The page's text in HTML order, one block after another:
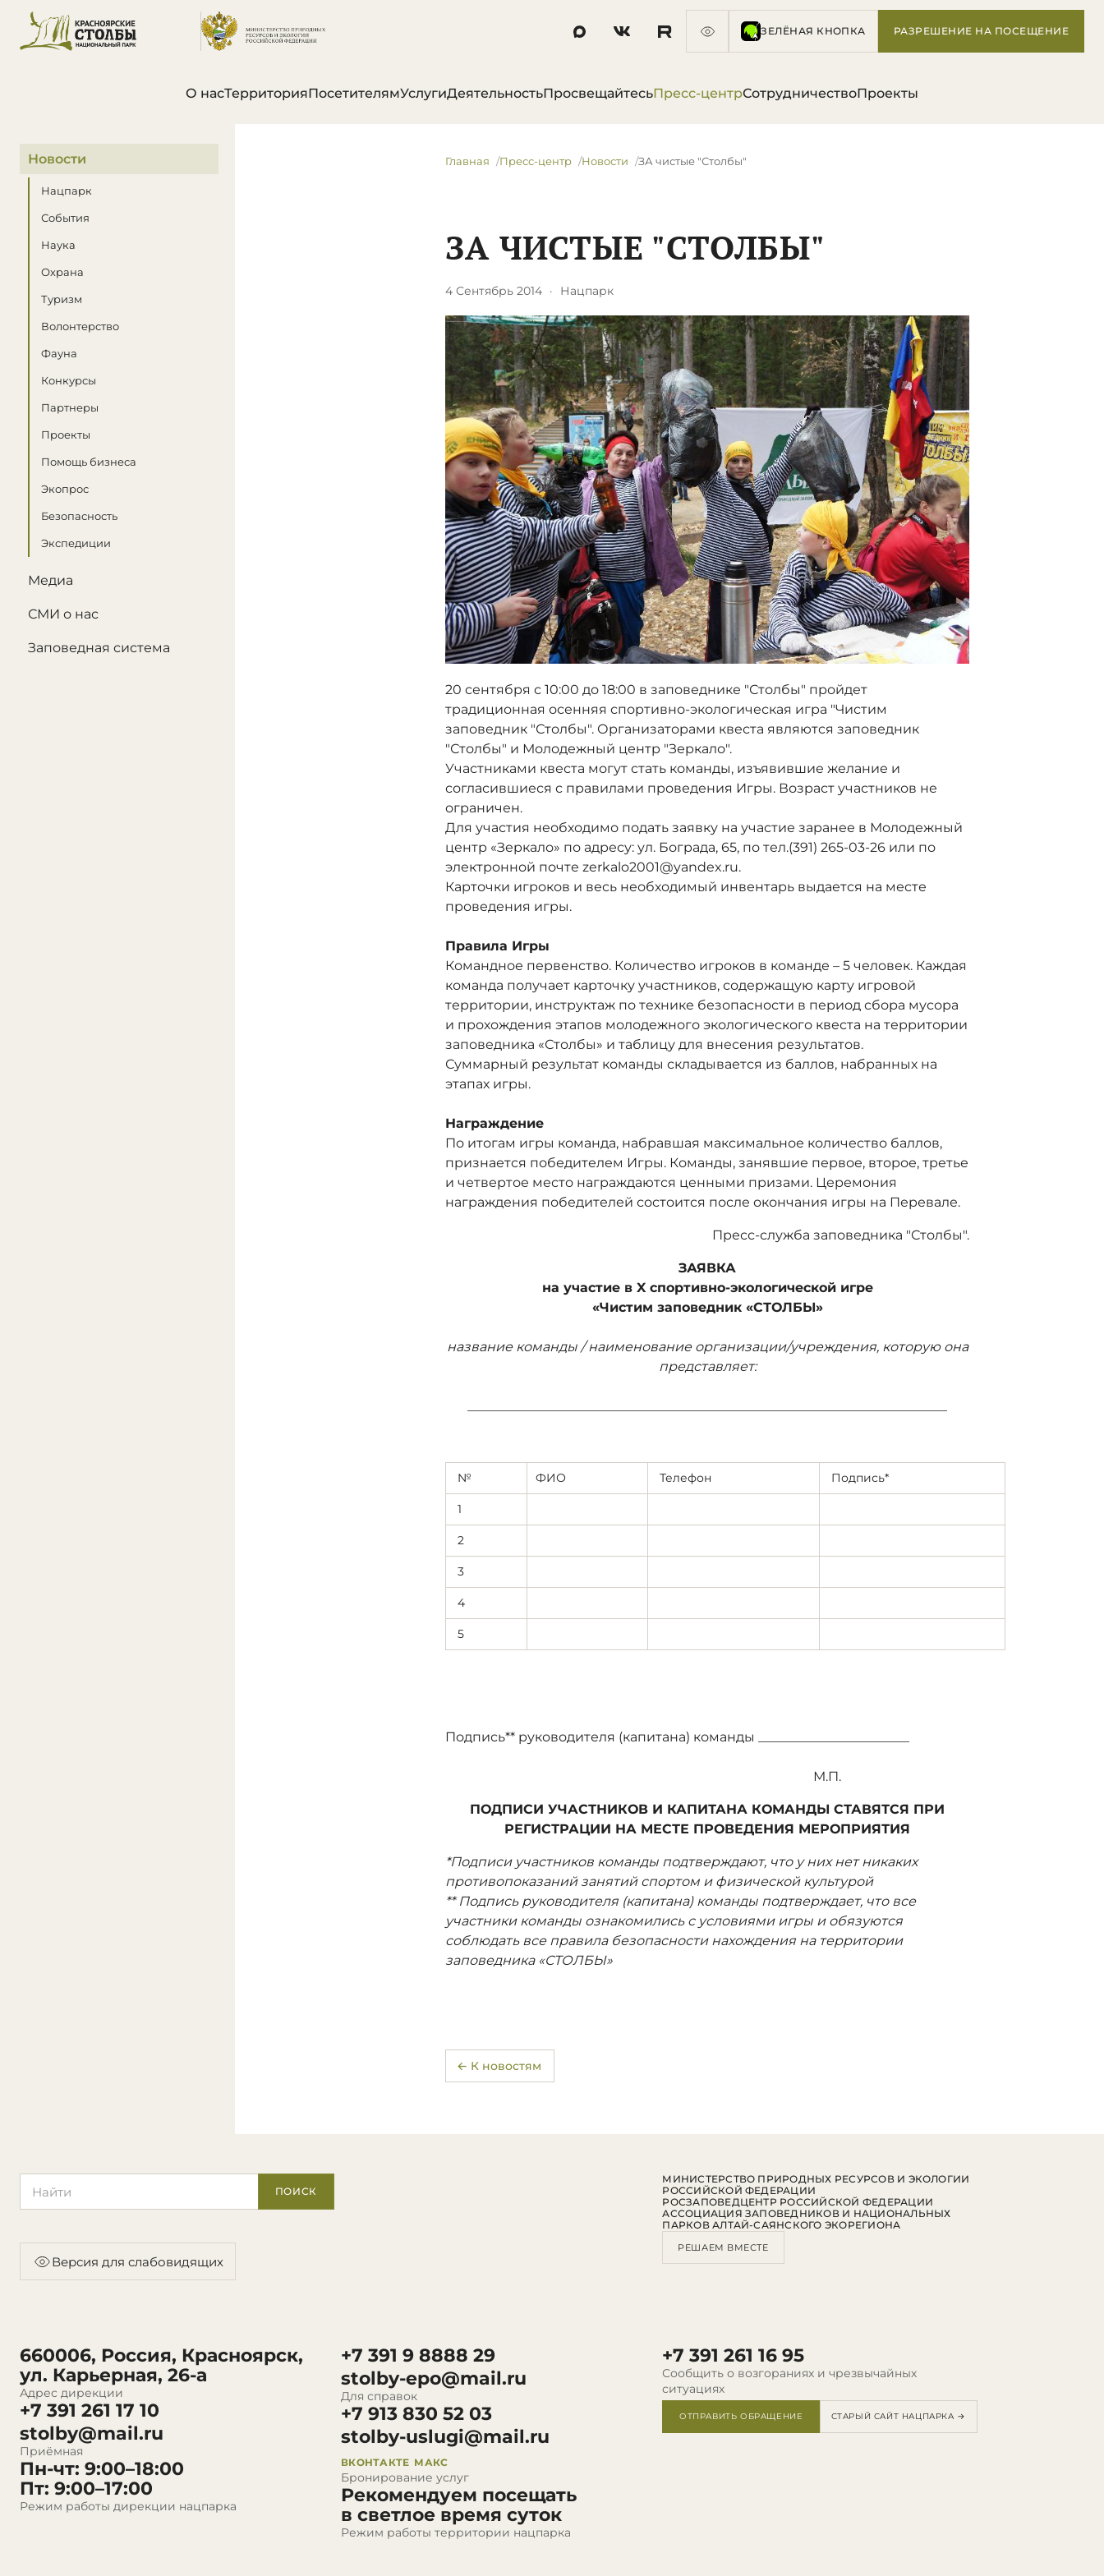
ЗЕЛЁНАЯ КНОПКА РАЗРЕШЕНИЕ НА ПОСЕЩЕНИЕ
О насТерриторияПосетителямУслугиДеятельностьПросвещайтесьПресс-центрСотрудничествоПроекты
В этом разделе
Новости
Нацпарк
События
Наука
Охрана
Туризм
Волонтерство
Фауна
Конкурсы
Партнеры
Проекты
Помощь бизнеса
Экопрос
Безопасность
Экспедиции
Медиа
СМИ о нас
Заповедная система
Главная Пресс-центр Новости ЗА чистые "Столбы"
ЗА ЧИСТЫЕ "СТОЛБЫ"
4 Сентябрь 2014 · Нацпарк
20 сентября с 10:00 до 18:00 в заповеднике "Столбы" пройдет
традиционная осенняя спортивно-экологическая игра "Чистим
заповедник "Столбы". Организаторами квеста являются заповедник
"Столбы" и Молодежный центр "Зеркало".
Участниками квеста могут стать команды, изъявившие желание и
согласившиеся с правилами проведения Игры. Возраст участников не
ограничен.
Для участия необходимо подать заявку на участие заранее в Молодежный
центр «Зеркало» по адресу: ул. Бограда, 65, по тел.(391) 265-03-26 или по
электронной почте zerkalo2001@yandex.ru.
Карточки игроков и весь необходимый инвентарь выдается на месте
проведения игры.
Правила Игры
Командное первенство. Количество игроков в команде – 5 человек. Каждая
команда получает карточку участников, содержащую карту игровой
территории, инструктаж по технике безопасности в период сбора мусора
и прохождения этапов молодежного экологического квеста на территории
заповедника «Столбы» и таблицу для внесения результатов.
Суммарный результат команды складывается из баллов, набранных на
этапах игры.
Награждение
По итогам игры команда, набравшая максимальное количество баллов,
признается победителем Игры. Команды, занявшие первое, второе, третье
и четвертое место награждаются ценными призами. Церемония
награждения победителей состоится после окончания игры на Перевале.
Пресс-служба заповедника "Столбы".
ЗАЯВКА
на участие в X спортивно-экологической игре
«Чистим заповедник «СТОЛБЫ»
название команды / наименование организации/учреждения, которую она
представляет:
№ ФИО Телефон Подпись*
1
2
3
4
5
Подпись** руководителя (капитана) команды _______________________
М.П.
ПОДПИСИ УЧАСТНИКОВ И КАПИТАНА КОМАНДЫ СТАВЯТСЯ ПРИ
РЕГИСТРАЦИИ НА МЕСТЕ ПРОВЕДЕНИЯ МЕРОПРИЯТИЯ
*Подписи участников команды подтверждают, что у них нет никаких
противопоказаний занятий спортом и физической культурой
** Подпись руководителя (капитана) команды подтверждает, что все
участники команды ознакомились с условиями игры и обязуются
соблюдать все правила безопасности нахождения на территории
заповедника «СТОЛБЫ»
← К новостям
ПОИСК
Версия для слабовидящих
660006, Россия, Красноярск,
ул. Карьерная, 26-а
Адрес дирекции
+7 391 261 17 10
stolby@mail.ru
Приёмная
Пн-чт: 9:00–18:00
Пт: 9:00–17:00
Режим работы дирекции нацпарка
+7 391 9 8888 29
stolby-epo@mail.ru
Для справок
+7 913 830 52 03
stolby-uslugi@mail.ru
ВКОНТАКТЕ МАКС
Бронирование услуг
Рекомендуем посещать
в светлое время суток
Режим работы территории нацпарка
+7 391 261 16 95
Сообщить о возгораниях и чрезвычайных
ситуациях
ОТПРАВИТЬ ОБРАЩЕНИЕ СТАРЫЙ САЙТ НАЦПАРКА →
МИНИСТЕРСТВО ПРИРОДНЫХ РЕСУРСОВ И ЭКОЛОГИИ
РОССИЙСКОЙ ФЕДЕРАЦИИ
РОСЗАПОВЕДЦЕНТР РОССИЙСКОЙ ФЕДЕРАЦИИ
АССОЦИАЦИЯ ЗАПОВЕДНИКОВ И НАЦИОНАЛЬНЫХ
ПАРКОВ АЛТАЙ-САЯНСКОГО ЭКОРЕГИОНА
РЕШАЕМ ВМЕСТЕ